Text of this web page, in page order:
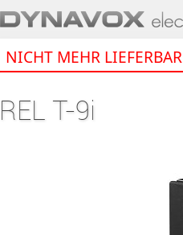
NICHT MEHR LIEFERBAR
REL T-9i